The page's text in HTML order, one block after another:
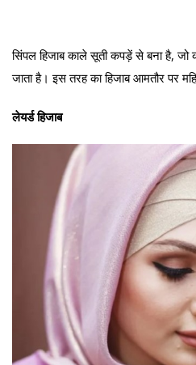
सिंपल हिजाब काले सूती कपड़ें से बना है, जो
जाता है। इस तरह का हिजाब आमतौर पर
लेयर्ड हिजाब